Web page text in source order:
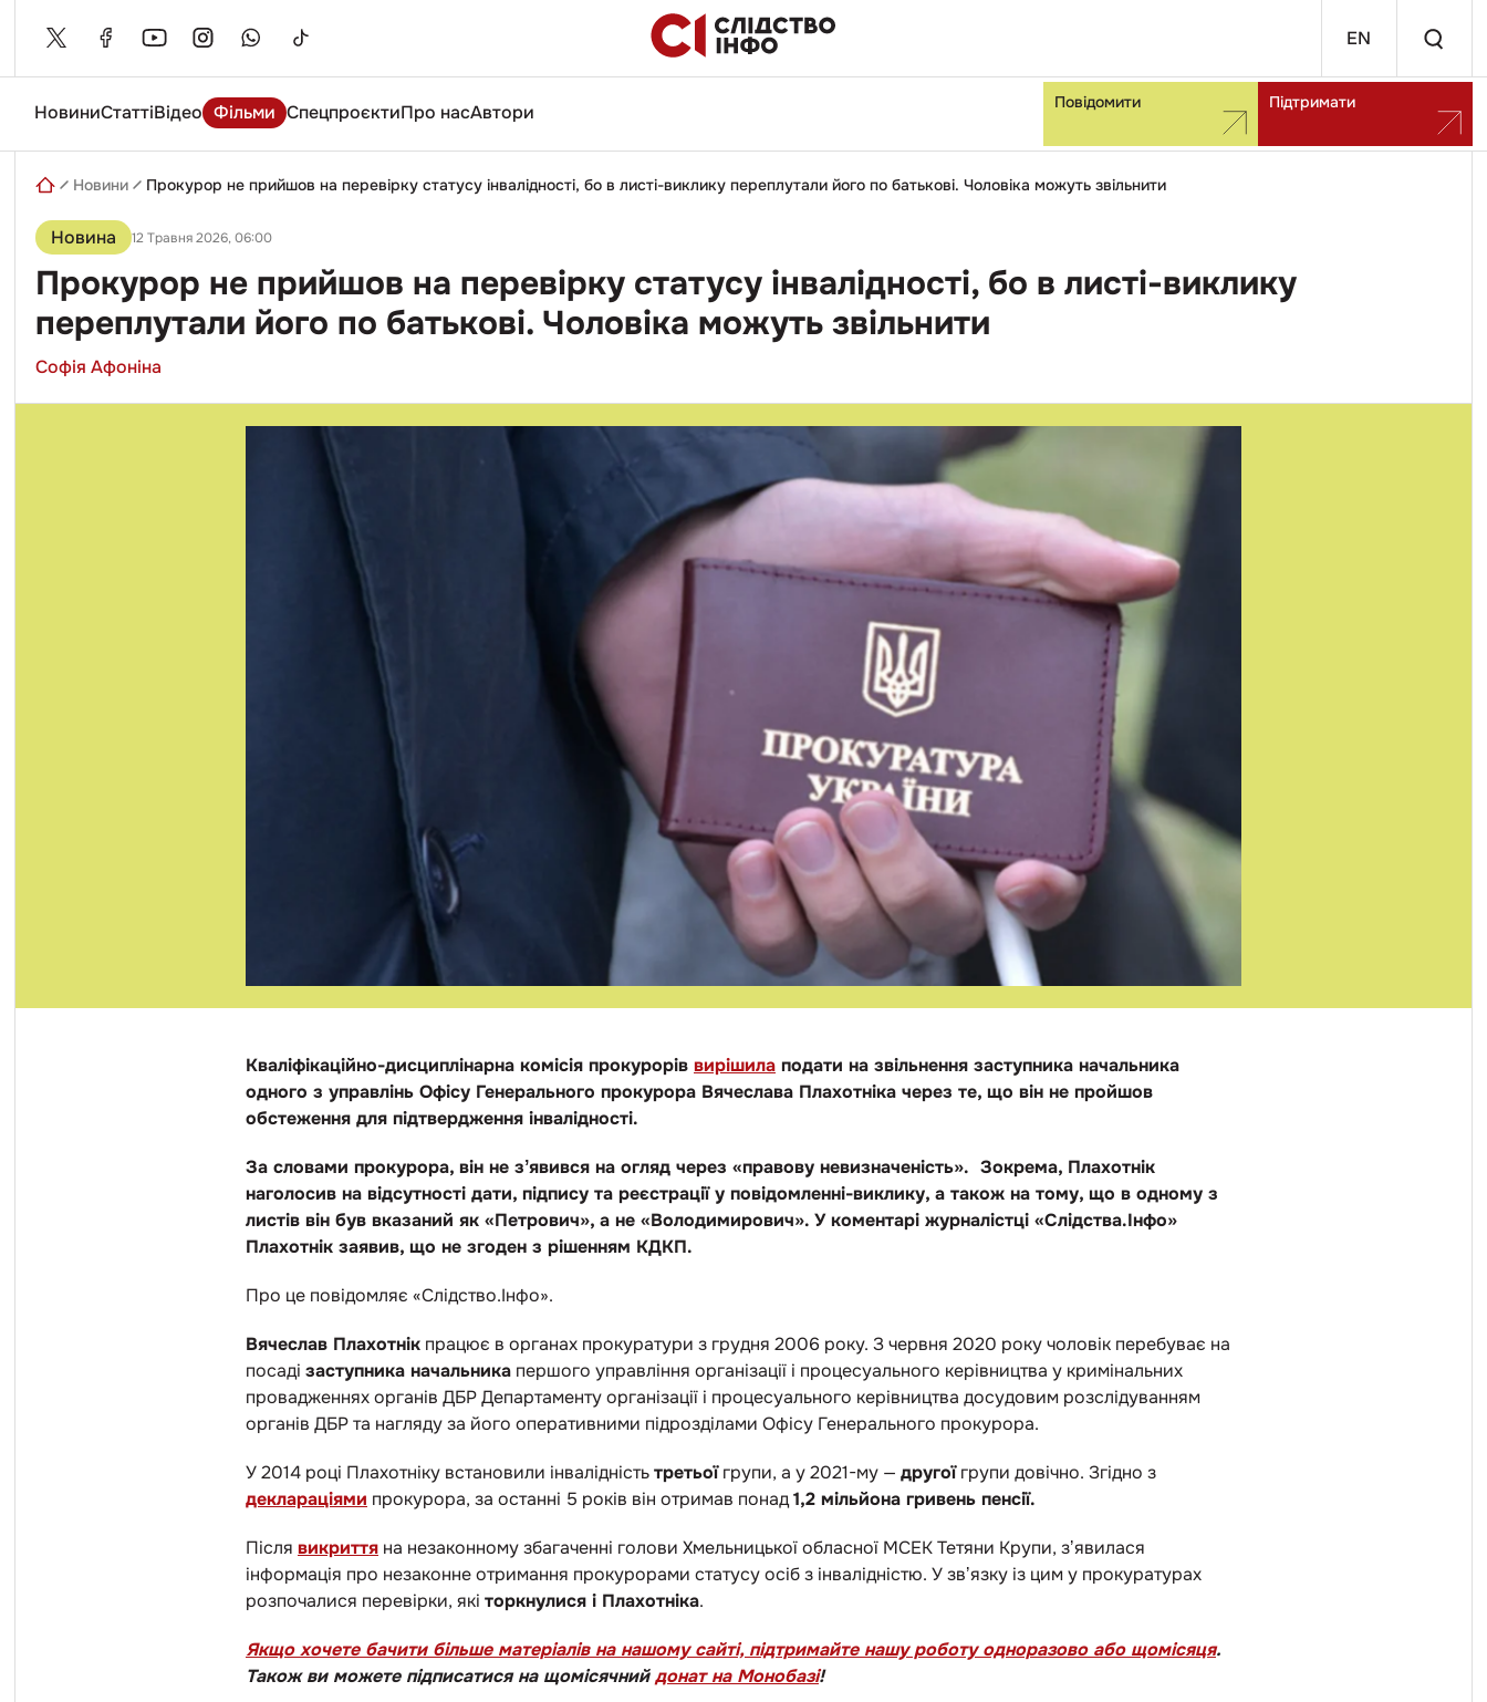
content EN
НовиниСтаттіВідео Фільми СпецпроєктиПро насАвтори Повідомити Підтримати
Введіть
Новини Прокурор не прийшов на перевірку статусу інвалідності, бо в листі-виклику переплутали його по батькові. Чоловіка можуть звільнити
Новина 12 Травня 2026, 06:00
Прокурор не прийшов на перевірку статусу інвалідності, бо в листі-виклику
переплутали його по батькові. Чоловіка можуть звільнити
Софія Афоніна
Кваліфікаційно-дисциплінарна комісія прокурорів вирішила подати на звільнення заступника начальника
одного з управлінь Офісу Генерального прокурора Вячеслава Плахотніка через те, що він не пройшов
обстеження для підтвердження інвалідності.
За словами прокурора, він не зʼявився на огляд через «правову невизначеність». Зокрема, Плахотнік
наголосив на відсутності дати, підпису та реєстрації у повідомленні-виклику, а також на тому, що в одному з
листів він був вказаний як «Петрович», а не «Володимирович». У коментарі журналістці «Слідства.Інфо»
Плахотнік заявив, що не згоден з рішенням КДКП.
Про це повідомляє «Слідство.Інфо».
Вячеслав Плахотнік працює в органах прокуратури з грудня 2006 року. З червня 2020 року чоловік перебуває на
посаді заступника начальника першого управління організації і процесуального керівництва у кримінальних
провадженнях органів ДБР Департаменту організації і процесуального керівництва досудовим розслідуванням
органів ДБР та нагляду за його оперативними підрозділами Офісу Генерального прокурора.
У 2014 році Плахотніку встановили інвалідністьтретьоїгрупи, а у 2021-му — другоїгрупи довічно. Згідно з
деклараціями прокурора, за останні 5 років він отримав понад1,2 мільйона гривень пенсії.
Після викриття на незаконному збагаченні голови Хмельницької обласної МСЕК Тетяни Крупи, зʼявилася
інформація про незаконне отримання прокурорами статусу осіб з інвалідністю. У звʼязку із цим у прокуратурах
розпочалися перевірки, які торкнулися і Плахотніка.
Якщо хочете бачити більше матеріалів на нашому сайті, підтримайте нашу роботу одноразово або щомісяця.
Також ви можете підписатися на щомісячнийдонат на Монобазі!